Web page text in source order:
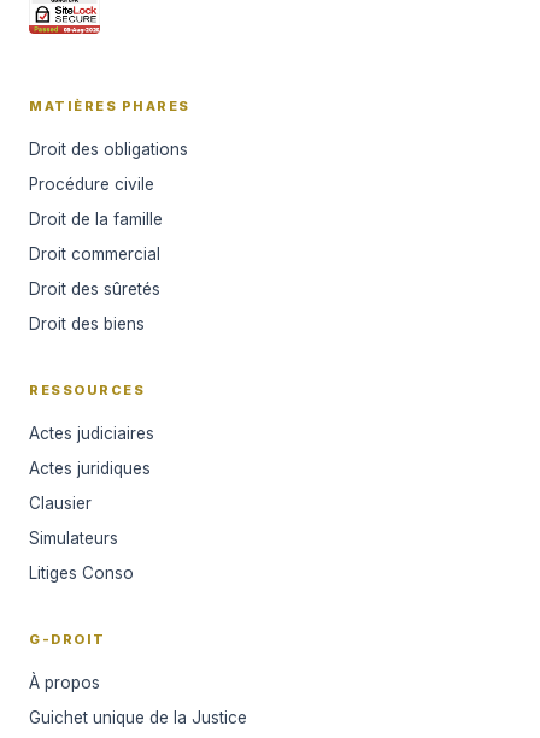
MATIÈRES PHARES
Droit des obligations
Procédure civile
Droit de la famille
Droit commercial
Droit des sûretés
Droit des biens
RESSOURCES
Actes judiciaires
Actes juridiques
Clausier
Simulateurs
Litiges Conso
G-DROIT
À propos
Guichet unique de la Justice